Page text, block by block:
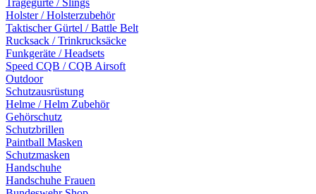
Tragegurte / Slings
Holster / Holsterzubehör
Taktischer Gürtel / Battle Belt
Rucksack / Trinkrucksäcke
Funkgeräte / Headsets
Speed CQB / CQB Airsoft
Outdoor
Schutzausrüstung
Helme / Helm Zubehör
Gehörschutz
Schutzbrillen
Paintball Masken
Schutzmasken
Handschuhe
Handschuhe Frauen